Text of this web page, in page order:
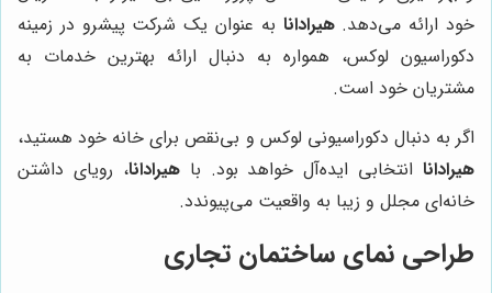
خود ارائه می‌دهد.هیرادانا به عنوان یک شرکت پیشرو در زمینه
دکوراسیون لوکس، همواره به دنبال ارائه بهترین خدمات به
مشتریان خود است.
اگر به دنبال دکوراسیونی لوکس و بی‌نقص برای خانه خود هستید،
هیرادانا انتخابی ایده‌آل خواهد بود. باهیرادانا، رویای داشتن
خانه‌ای مجلل و زیبا به واقعیت می‌پیوندد.
طراحی نمای ساختمان تجاری